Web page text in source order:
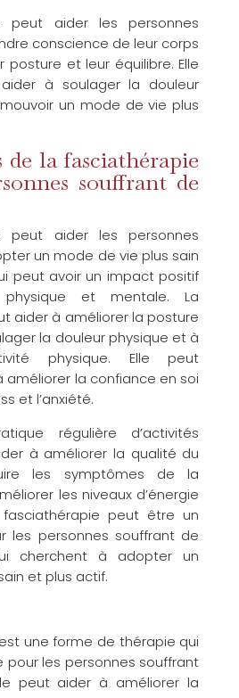
peut aider les personnes
conscience de leur corps
posture et leur équilibre. Elle
à soulager la douleur
un mode de vie plus
de la fasciathérapie
souffrant de
peut aider les personnes
un mode de vie plus sain
peut avoir un impact positif
et mentale. La
aider à améliorer la posture
la douleur physique et à
physique. Elle peut
la confiance en soi
et l’anxiété.
régulière d’activités
à améliorer la qualité du
les symptômes de la
les niveaux d’énergie
peut être un
les personnes souffrant de
cherchent à adopter un
et plus actif.
une forme de thérapie qui
les personnes souffrant
peut aider à améliorer la